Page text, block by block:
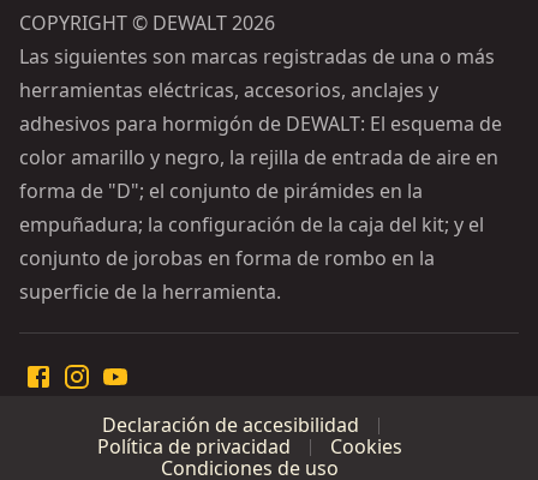
COPYRIGHT © DEWALT 2026
Las siguientes son marcas registradas de una o más
herramientas eléctricas, accesorios, anclajes y
adhesivos para hormigón de DEWALT: El esquema de
color amarillo y negro, la rejilla de entrada de aire en
forma de "D"; el conjunto de pirámides en la
empuñadura; la configuración de la caja del kit; y el
conjunto de jorobas en forma de rombo en la
superficie de la herramienta.
Declaración de accesibilidad
Política de privacidad
Cookies
Condiciones de uso